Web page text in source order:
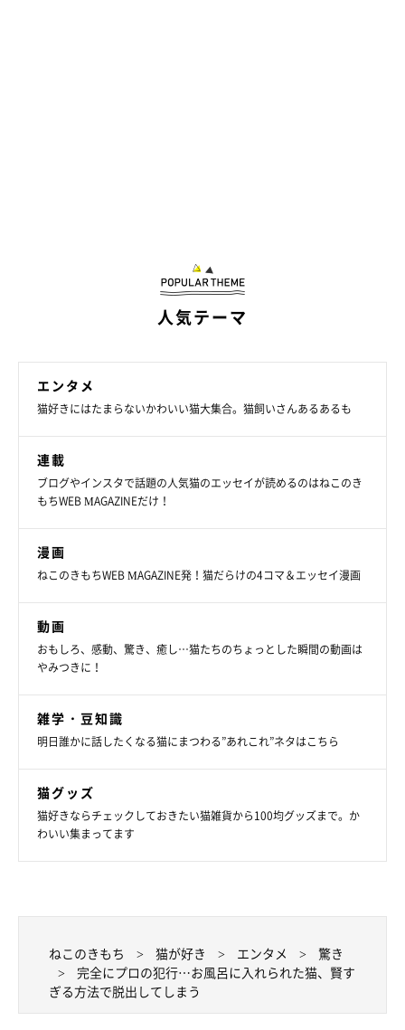
そのまま逃走（笑）
逃げろーーー！！
そして、そのままお風呂場からログアウト。あっという間の犯行
こちらの投稿を見たTwitterユーザーさんからは、
「なんてかし
こいねこなんだ……そして軽やかにするりと抜けた……ｗ」「体
操日本猫代表に推薦したい！」「可愛すぎんだろw」「一生見て
られる 足ピーン！！かわいすぎ」とコメントが寄せられ、4月
人気テーマ
エンタメ
猫好きにはたまらないかわいい猫大集合。猫飼いさんあるあるも
連載
ブログやインスタで話題の人気猫のエッセイが読めるのはねこのき
もちWEB MAGAZINEだけ！
漫画
ねこのきもちWEB MAGAZINE発！猫だらけの4コマ＆エッセイ漫画
動画
おもしろ、感動、驚き、癒し…猫たちのちょっとした瞬間の動画は
やみつきに！
雑学・豆知識
明日誰かに話したくなる猫にまつわる”あれこれ”ネタはこちら
猫グッズ
猫好きならチェックしておきたい猫雑貨から100均グッズまで。か
わいい集まってます
ねこのきもち 猫が好き エンタメ
驚き
完全にプロの犯行…お風呂に入れられた猫、賢す
ぎる方法で脱出してしまう